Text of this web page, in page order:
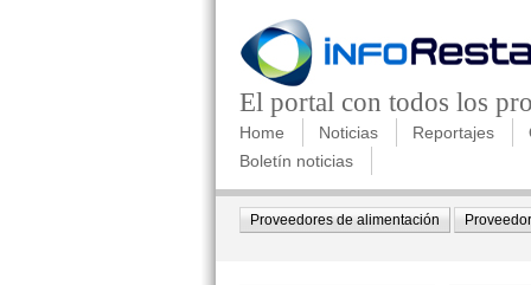
El portal con todos los
Home Noticias Reportajes
Boletín noticias
Proveedores de alimentación